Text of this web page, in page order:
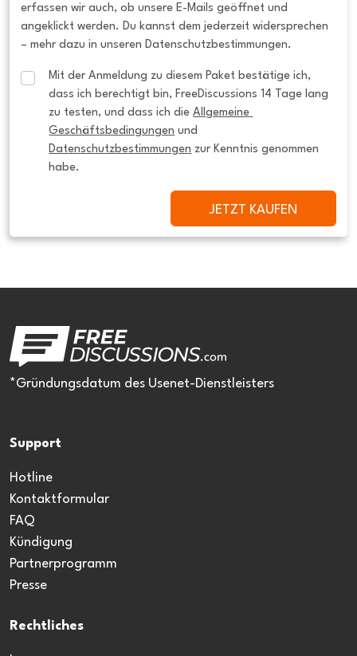
erfassen wir auch, ob unsere E-Mails geöffnet und
angeklickt werden. Du kannst dem jederzeit widersprechen
– mehr dazu in unseren Datenschutzbestimmungen.
Mit der Anmeldung zu diesem Paket bestätige ich,
dass ich berechtigt bin, FreeDiscussions 14 Tage lang
zu testen, und dass ich die Allgemeine
Geschäftsbedingungen
Datenschutzbestimmungen zur Kenntnis genommen
habe.
JETZT KAUFEN
*Gründungsdatum des Usenet-Dienstleisters
Support
Hotline
Kontaktformular
FAQ
Kündigung
Partnerprogramm
Presse
Rechtliches